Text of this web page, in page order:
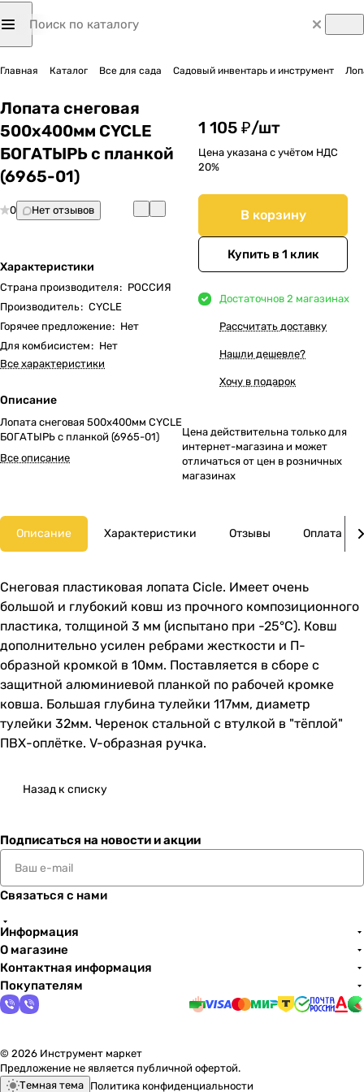
Главная Каталог Все для сада Садовый инвентарь и инструмент
Лопата снеговая
500х400мм CYCLE
БОГАТЫРЬ с планкой
(6965-01)
0 Нет отзывов
Характеристики
Страна производителя: РОССИЯ
Производитель: CYCLE
Горячее предложение: Нет
Для комбисистем: Нет
Все характеристики
Описание
Лопата снеговая 500х400мм CYCLE
БОГАТЫРЬ с планкой (6965-01)
Все описание
1 105 ₽/шт
Цена указана с учётом НДС
20%
В корзину
Купить в 1 клик
Достаточнов 2 магазинах
Рассчитать доставку
Нашли дешевле?
Хочу в подарок
Цена действительна только для
интернет-магазина и может
отличаться от цен в розничных
магазинах
Описание Характеристики Отзывы Оплата
Снеговая пластиковая лопата Cicle. Имеет очень
большой и глубокий ковш из прочного композиционного
пластика, толщиной 3 мм (испытано при -25°С). Ковш
дополнительно усилен ребрами жесткости и П-
образной кромкой в 10мм. Поставляется в сборе с
защитной алюминиевой планкой по рабочей кромке
ковша. Большая глубина тулейки 117мм, диаметр
тулейки 32мм. Черенок стальной с втулкой в "тёплой"
ПВХ-оплётке. V-образная ручка.
Назад к списку
Подписаться на новости и акции
Связаться с нами
Информация
О магазине
Контактная информация
Покупателям
© 2026 Инструмент маркет
Предложение не является публичной офертой.
Темная тема Политика конфиденциальности